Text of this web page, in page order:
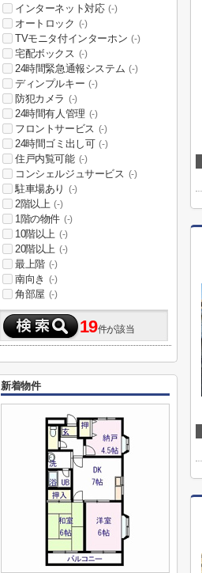
インターネット対応 (-)
オートロック (-)
TVモニタ付インターホン (-)
宅配ボックス (-)
24時間緊急通報システム (-)
ディンプルキー (-)
防犯カメラ (-)
24時間有人管理 (-)
フロントサービス (-)
24時間ゴミ出し可 (-)
住戸内覧可能 (-)
コンシェルジュサービス (-)
駐車場あり (-)
2階以上 (-)
1階の物件 (-)
10階以上 (-)
20階以上 (-)
最上階 (-)
南向き (-)
角部屋 (-)
19件が該当
新着物件